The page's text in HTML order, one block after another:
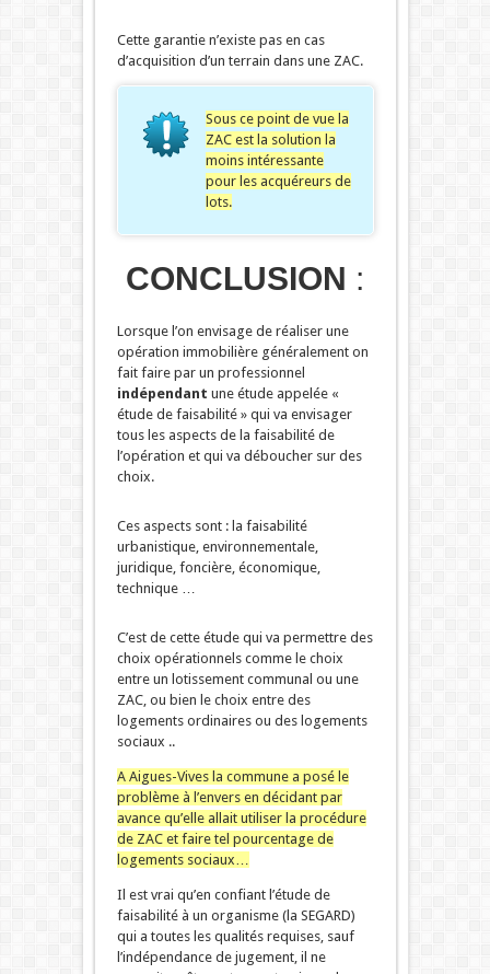
Cette garantie n’existe pas en cas
d’acquisition d’un terrain dans une ZAC.
Sous ce point de vue la
ZAC est la solution la
moins intéressante
pour les acquéreurs de
lots.
CONCLUSION :
Lorsque l’on envisage de réaliser une
opération immobilière généralement on
fait faire par un professionnel
indépendant une étude appelée «
étude de faisabilité » qui va envisager
tous les aspects de la faisabilité de
l’opération et qui va déboucher sur des
choix.
Ces aspects sont : la faisabilité
urbanistique, environnementale,
juridique, foncière, économique,
technique …
C’est de cette étude qui va permettre des
choix opérationnels comme le choix
entre un lotissement communal ou une
ZAC, ou bien le choix entre des
logements ordinaires ou des logements
sociaux ..
A Aigues-Vives la commune a posé le
problème à l’envers en décidant par
avance qu’elle allait utiliser la procédure
de ZAC et faire tel pourcentage de
logements sociaux…
Il est vrai qu’en confiant l’étude de
faisabilité à un organisme (la SEGARD)
qui a toutes les qualités requises, sauf
l’indépendance de jugement, il ne